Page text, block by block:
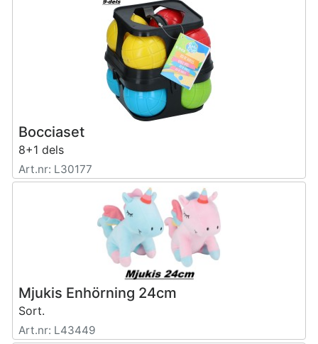
Bocciaset
8+1 dels
Art.nr: L30177
Mjukis Enhörning 24cm
Sort.
Art.nr: L43449